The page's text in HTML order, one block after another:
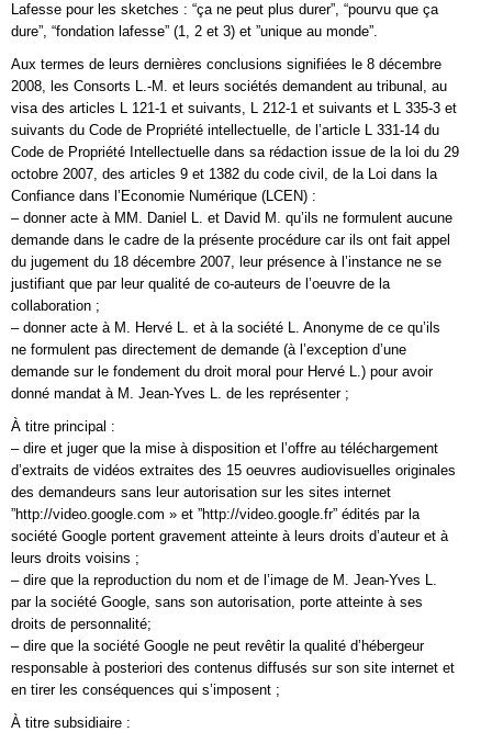
Lafesse pour les sketches : “ça ne peut plus durer”, “pourvu que ça
dure”, “fondation lafesse” (1, 2 et 3) et ”unique au monde”.
Aux termes de leurs dernières conclusions signifiées le 8 décembre
2008, les Consorts L.-M. et leurs sociétés demandent au tribunal, au
visa des articles L 121-1 et suivants, L 212-1 et suivants et L 335-3 et
suivants du Code de Propriété intellectuelle, de l’article L 331-14 du
Code de Propriété Intellectuelle dans sa rédaction issue de la loi du 29
octobre 2007, des articles 9 et 1382 du code civil, de la Loi dans la
Confiance dans l’Economie Numérique (LCEN) :
– donner acte à MM. Daniel L. et David M. qu’ils ne formulent aucune
demande dans le cadre de la présente procédure car ils ont fait appel
du jugement du 18 décembre 2007, leur présence à l’instance ne se
justifiant que par leur qualité de co-auteurs de l’oeuvre de la
collaboration ;
– donner acte à M. Hervé L. et à la société L. Anonyme de ce qu’ils
ne formulent pas directement de demande (à l’exception d’une
demande sur le fondement du droit moral pour Hervé L.) pour avoir
donné mandat à M. Jean-Yves L. de les représenter ;
À titre principal :
– dire et juger que la mise à disposition et l’offre au téléchargement
d’extraits de vidéos extraites des 15 oeuvres audiovisuelles originales
des demandeurs sans leur autorisation sur les sites internet
”http://video.google.com » et ”http://video.google.fr” édités par la
société Google portent gravement atteinte à leurs droits d’auteur et à
leurs droits voisins ;
– dire que la reproduction du nom et de l’image de M. Jean-Yves L.
par la société Google, sans son autorisation, porte atteinte à ses
droits de personnalité;
– dire que la société Google ne peut revêtir la qualité d’hébergeur
responsable à posteriori des contenus diffusés sur son site internet et
en tirer les conséquences qui s’imposent ;
À titre subsidiaire :